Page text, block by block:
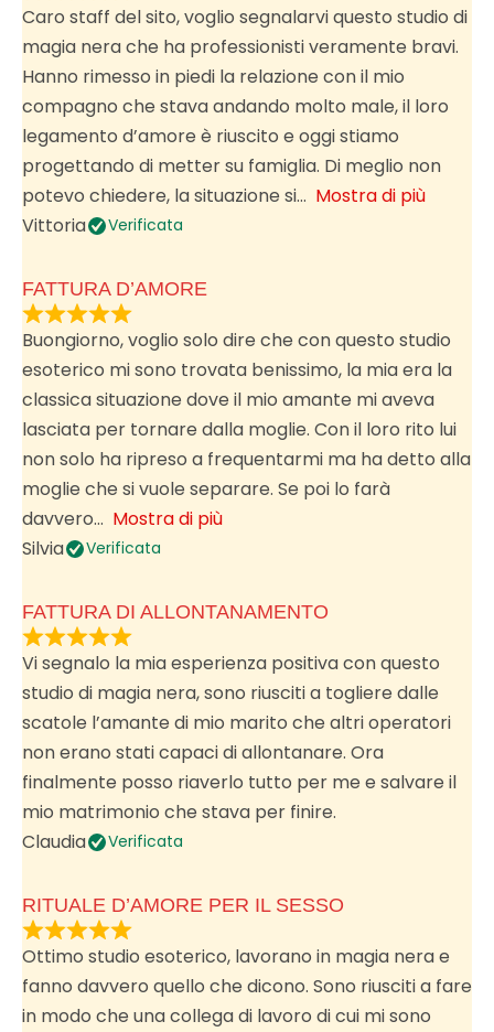
Caro staff del sito, voglio segnalarvi questo studio di
magia nera che ha professionisti veramente bravi.
Hanno rimesso in piedi la relazione con il mio
compagno che stava andando molto male, il loro
legamento d’amore è riuscito e oggi stiamo
progettando di metter su famiglia. Di meglio non
potevo chiedere, la situazione si
Mostra di più
Vittoria
Verificata
FATTURA D’AMORE
Buongiorno, voglio solo dire che con questo studio
esoterico mi sono trovata benissimo, la mia era la
classica situazione dove il mio amante mi aveva
lasciata per tornare dalla moglie. Con il loro rito lui
non solo ha ripreso a frequentarmi ma ha detto alla
moglie che si vuole separare. Se poi lo farà
davvero
Mostra di più
Silvia
Verificata
FATTURA DI ALLONTANAMENTO
Vi segnalo la mia esperienza positiva con questo
studio di magia nera, sono riusciti a togliere dalle
scatole l’amante di mio marito che altri operatori
non erano stati capaci di allontanare. Ora
finalmente posso riaverlo tutto per me e salvare il
mio matrimonio che stava per finire.
Claudia
Verificata
RITUALE D’AMORE PER IL SESSO
Ottimo studio esoterico, lavorano in magia nera e
fanno davvero quello che dicono. Sono riusciti a fare
in modo che una collega di lavoro di cui mi sono